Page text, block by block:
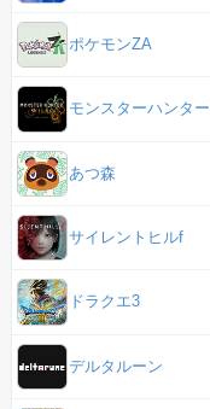
ポケモンZA
モンスターハンタ
あつ森
サイレントヒルf
ドラクエ3
デルタルーン